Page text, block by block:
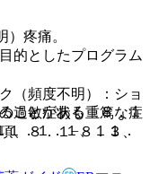
疼痛。
ことがある〔８．１
．１．１、１１．
（頻度不明）：ショ
過敏症状も重篤な症
、８．１−８．３、
的としたプログラム